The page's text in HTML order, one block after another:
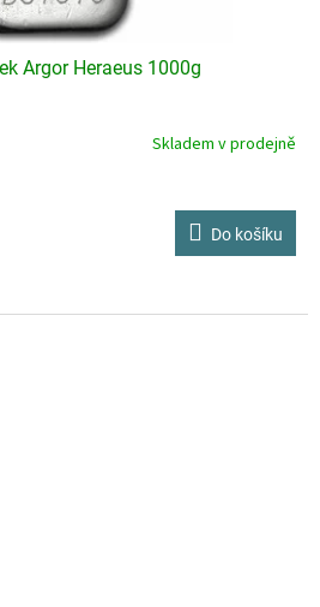
Argor Heraeus 1000g
Skladem v prodejně
Do košíku